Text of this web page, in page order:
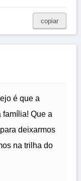
copiar
é que a
Que a
deixarmos
na trilha do